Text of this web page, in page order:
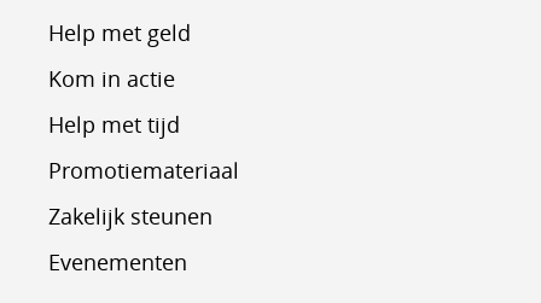
Help met geld
Kom in actie
Help met tijd
Promotiemateriaal
Zakelijk steunen
Evenementen